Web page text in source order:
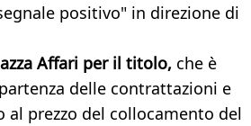
positivo" in direzione di
Affari per il titolo, che è
delle contrattazioni e
al prezzo del collocamento del